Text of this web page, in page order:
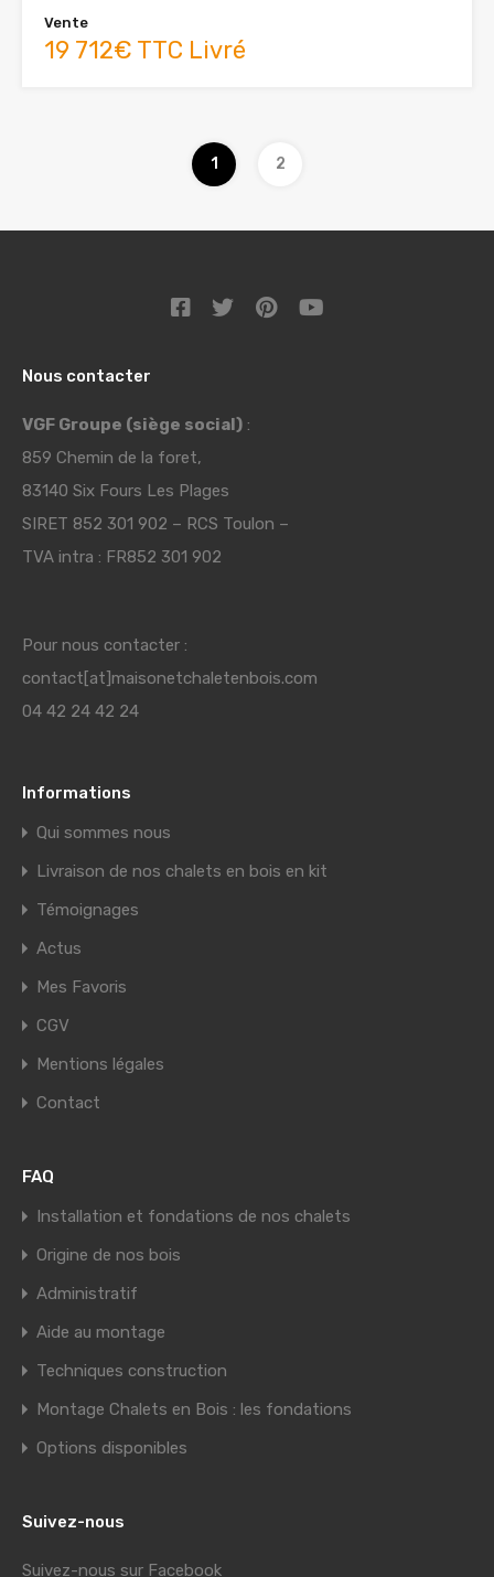
Vente
19 712€ TTC Livré
1 2
Nous contacter
VGF Groupe (siège social) :
859 Chemin de la foret,
83140 Six Fours Les Plages
SIRET 852 301 902 – RCS Toulon –
TVA intra : FR852 301 902
Pour nous contacter :
contact[at]maisonetchaletenbois.com
04 42 24 42 24
Informations
Qui sommes nous
Livraison de nos chalets en bois en kit
Témoignages
Actus
Mes Favoris
CGV
Mentions légales
Contact
FAQ
Installation et fondations de nos chalets
Origine de nos bois
Administratif
Aide au montage
Techniques construction
Montage Chalets en Bois : les fondations
Options disponibles
Suivez-nous
Suivez-nous sur Facebook